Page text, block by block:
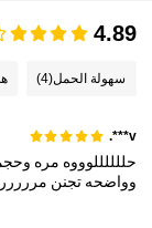
4.89
سهولة الحمل(4)
v***.
حللللللوووه مره
وواضحهتجنن